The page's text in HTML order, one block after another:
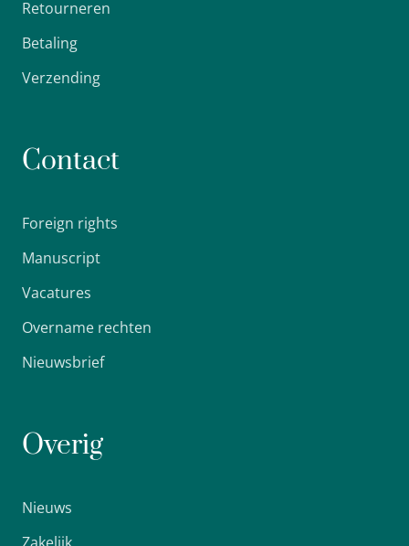
Retourneren
Betaling
Verzending
Contact
Foreign rights
Manuscript
Vacatures
Overname rechten
Nieuwsbrief
Overig
Nieuws